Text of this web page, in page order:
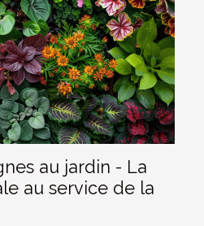
au jardin - La
au service de la